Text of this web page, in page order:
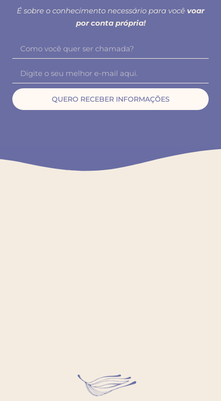
É sobre o conhecimento necessário para você voar
por conta própria!
QUERO RECEBER INFORMAÇÕES